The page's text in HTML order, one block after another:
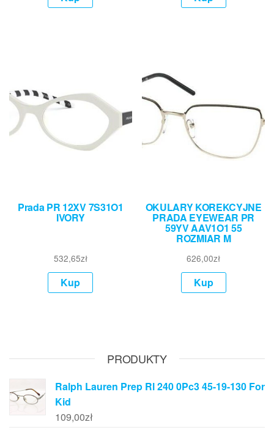
Prada PR 12XV 7S31O1
IVORY
532,65zł
Kup
OKULARY KOREKCYJNE
PRADA EYEWEAR PR
59YV AAV1O1 55
ROZMIAR M
626,00zł
Kup
PRODUKTY
Ralph Lauren Prep Rl 240 0Pc3 45-19-130 For
Kid
109,00zł